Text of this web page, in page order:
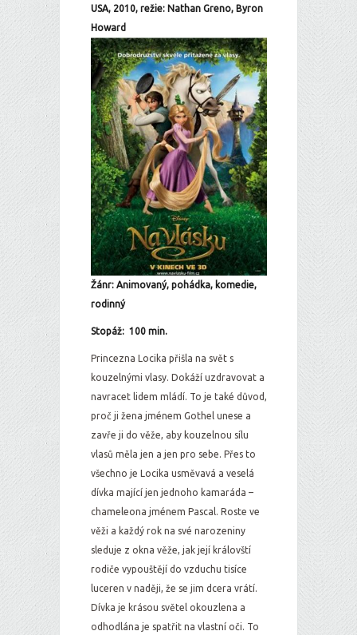
USA, 2010, režie: Nathan Greno, Byron
Howard
Žánr: Animovaný, pohádka, komedie,
rodinný
Stopáž: 100 min.
Princezna Locika přišla na svět s
kouzelnými vlasy. Dokáží uzdravovat a
navracet lidem mládí. To je také důvod,
proč ji žena jménem Gothel unese a
zavře ji do věže, aby kouzelnou sílu
vlasů měla jen a jen pro sebe. Přes to
všechno je Locika usměvavá a veselá
dívka mající jen jednoho kamaráda –
chameleona jménem Pascal. Roste ve
věži a každý rok na své narozeniny
sleduje z okna věže, jak její královští
rodiče vypouštějí do vzduchu tisíce
luceren v naději, že se jim dcera vrátí.
Dívka je krásou světel okouzlena a
odhodlána je spatřit na vlastní oči. To